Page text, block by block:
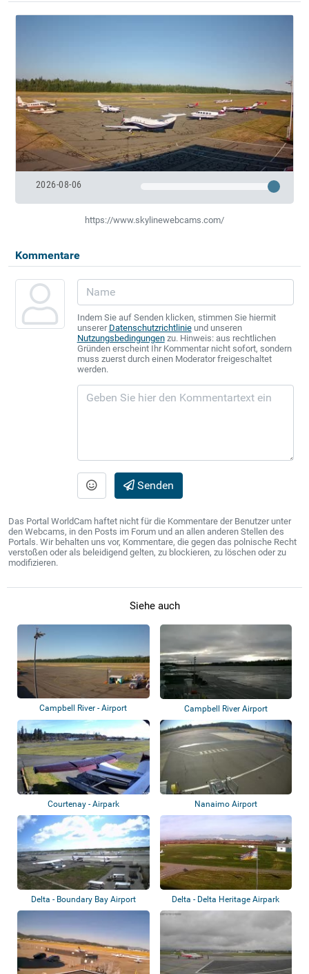
2026-08-06
https://www.skylinewebcams.com/
Kommentare
Indem Sie auf Senden klicken, stimmen Sie hiermit
unserer Datenschutzrichtlinieund unseren
Nutzungsbedingungenzu. Hinweis: aus rechtlichen
Gründen erscheint Ihr Kommentar nicht sofort, sondern
muss zuerst durch einen Moderator freigeschaltet
werden.
Senden
Das Portal WorldCam haftet nicht für die Kommentare der Benutzer unter
den Webcams, in den Posts im Forum und an allen anderen Stellen des
Portals. Wir behalten uns vor, Kommentare, die gegen das polnische Recht
verstoßen oder als beleidigend gelten, zu blockieren, zu löschen oder zu
modifizieren.
Siehe auch
Campbell River - Airport Campbell River Airport
Courtenay - Airpark Nanaimo Airport
Delta - Boundary Bay Airport Delta - Delta Heritage Airpark